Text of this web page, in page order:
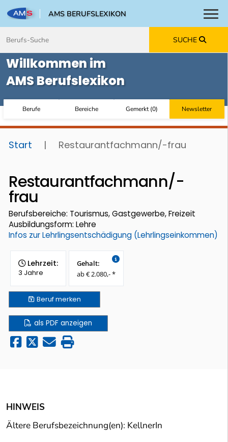
AMS BERUFSLEXIKON
SUCHE
Willkommen im
AMS Berufslexikon
Berufe Bereiche Gemerkt(0) Newsletter
Start | Restaurantfachmann/-frau
Restaurantfachmann/-
frau
Berufsbereiche: Tourismus, Gastgewerbe, Freizeit
Ausbildungsform: Lehre
Infos zur Lehrlingsentschädigung (Lehrlingseinkommen)
Lehrzeit:
3 Jahre
Gehalt:
ab € 2.080,- *
Berufmerken
als PDF anzeigen
HINWEIS
Ältere Berufsbezeichnung(en): KellnerIn